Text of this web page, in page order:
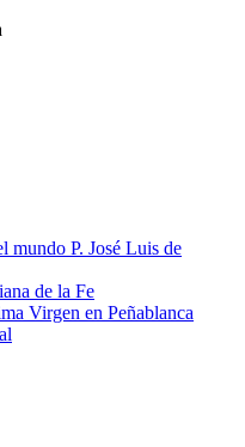
mundo P. José Luis de
de la Fe
Virgen en Peñablanca